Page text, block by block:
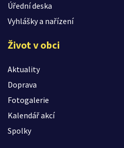
Úřední deska
Vyhlášky a nařízení
Život v obci
Aktuality
Doprava
Fotogalerie
Kalendář akcí
Spolky